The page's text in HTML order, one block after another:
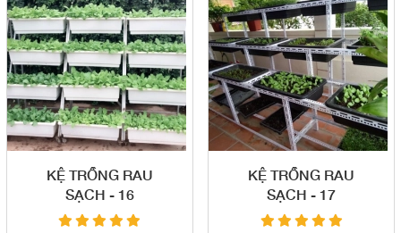
KỆ TRỒNG RAU
SẠCH - 16
KỆ TRỒNG RAU
SẠCH - 17